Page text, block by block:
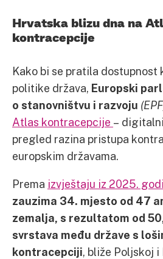
Hrvatska blizu dna na
kontracepcije
Kako bi se pratila dostupnost
politike država, Europski
o stanovništvu i razvoju
Atlas kontracepcije –
pregled razina pristupa
europskim državama.
Prema izvještaju iz 2025.
zauzima 34. mjesto od 47
zemalja, s rezultatom od
svrstava među države s
kontracepciji, bliže Poljskoj